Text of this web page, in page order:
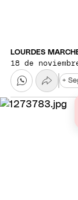
LOURDES
18 de
+